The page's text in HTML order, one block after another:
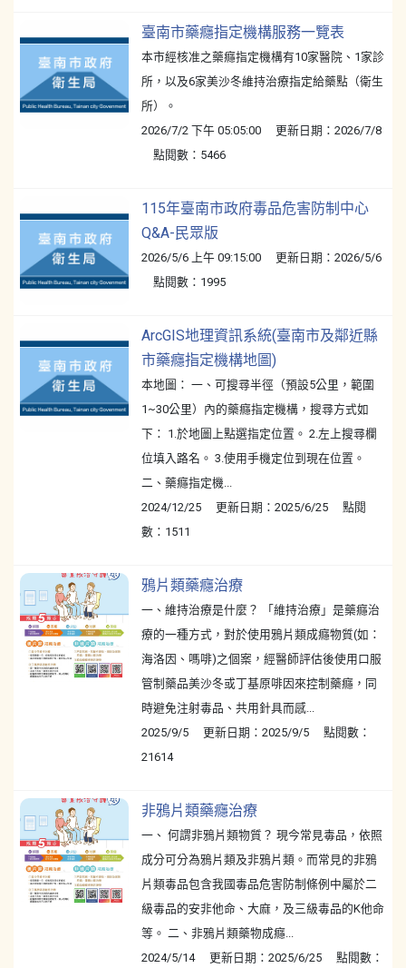
臺南市藥癮指定機構服務一覽表
本市經核准之藥癮指定機構有10家醫院、1家診
所，以及6家美沙冬維持治療指定給藥點（衛生
所）。
2026/7/2 下午 05:05:00 更新日期：2026/7/8
點閱數：5466
115年臺南市政府毒品危害防制中心
Q&A-民眾版
2026/5/6 上午 09:15:00 更新日期：2026/5/6
點閱數：1995
ArcGIS地理資訊系統(臺南市及鄰近縣
市藥癮指定機構地圖)
本地圖： 一、可搜尋半徑（預設5公里，範圍
1~30公里）內的藥癮指定機構，搜尋方式如
下： 1.於地圖上點選指定位置。 2.左上搜尋欄
位填入路名。 3.使用手機定位到現在位置。
二、藥癮指定機...
2024/12/25 更新日期：2025/6/25 點閱
數：1511
鴉片類藥癮治療
一、維持治療是什麼？ 「維持治療」是藥癮治
療的一種方式，對於使用鴉片類成癮物質(如：
海洛因、嗎啡)之個案，經醫師評估後使用口服
管制藥品美沙冬或丁基原啡因來控制藥癮，同
時避免注射毒品、共用針具而感...
2025/9/5 更新日期：2025/9/5 點閱數：
21614
非鴉片類藥癮治療
一、 何謂非鴉片類物質？ 現今常見毒品，依照
成分可分為鴉片類及非鴉片類。而常見的非鴉
片類毒品包含我國毒品危害防制條例中屬於二
級毒品的安非他命、大麻，及三級毒品的K他命
等。 二、非鴉片類藥物成癮...
2024/5/14 更新日期：2025/6/25 點閱數：